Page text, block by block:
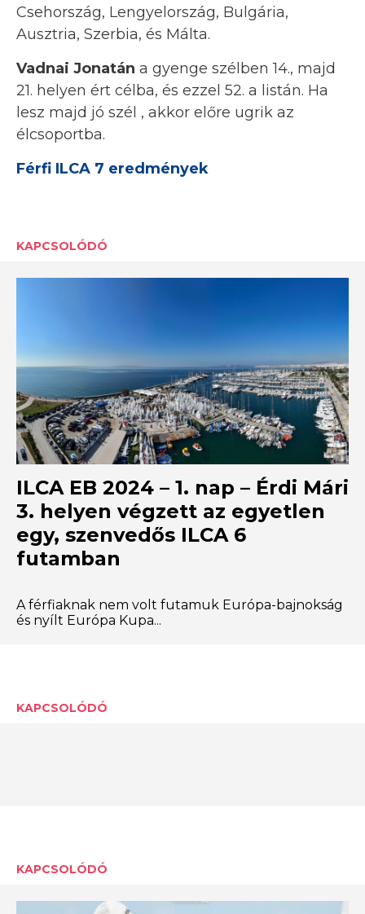
Csehország, Lengyelország, Bulgária,
Ausztria, Szerbia, és Málta.
Vadnai Jonatán a gyenge szélben 14., majd
21. helyen ért célba, és ezzel 52. a listán. Ha
lesz majd jó szél , akkor előre ugrik az
élcsoportba.
Férfi ILCA 7 eredmények
KAPCSOLÓDÓ
ILCA EB 2024 – 1. nap – Érdi Mári
3. helyen végzett az egyetlen
egy, szenvedős ILCA 6
futamban
A férfiaknak nem volt futamuk Európa-bajnokság
és nyílt Európa Kupa...
KAPCSOLÓDÓ
KAPCSOLÓDÓ